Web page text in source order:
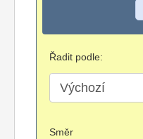
Řadit podle:
Směr